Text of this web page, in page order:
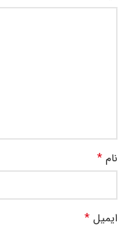
نام *
ایمیل *